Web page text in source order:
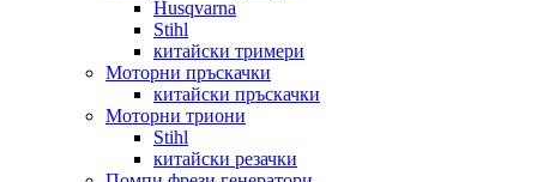
Husqvarna
Stihl
китайски тримери
Моторни пръскачки
китайски пръскачки
Моторни триони
Stihl
китайски резачки